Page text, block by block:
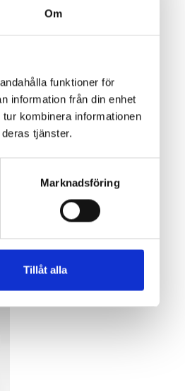
Om
funktioner för
information från din enhet
kombinera informationen
tjänster.
Marknadsföring
Tillåt alla